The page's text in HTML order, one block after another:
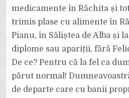
medicamente în Răchita și
trimis plase cu alimente în
Pianu, în Săliștea de Alba și
diplome sau apariții, fără
De ce? Pentru că la fel ca
părut normal!
de departe care cu banii